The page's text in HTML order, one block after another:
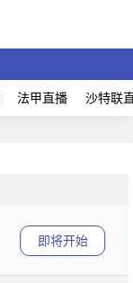
法甲直播 沙特联
即将开始